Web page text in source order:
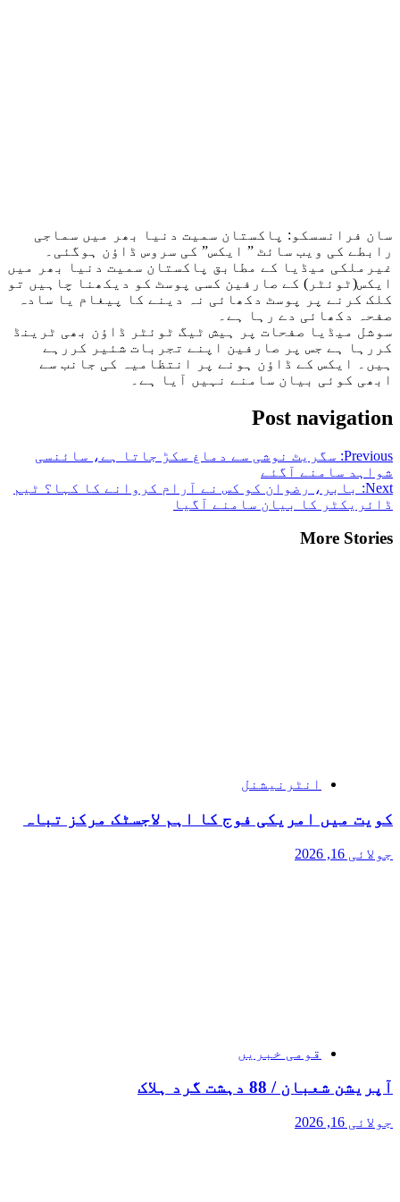
سان فرانسسكو: پاکستان سمیت دنیا بھر میں سماجی
رابطے کی ویب سائٹ ” ایکس” کی سروس ڈاؤن ہوگئی۔
غیرملکی میڈیا کے مطابق پاکستان سمیت دنیا بھر میں
ایکس(ٹوئٹر) کے صارفین کسی پوسٹ کو دیکھنا چاہیں تو
کلک کرنے پر پوسٹ دکھائی نہ دینے کا پیغام یا سادہ
صفحہ دکھائی دے رہا ہے۔
سوشل میڈیا صفحات پر ہیش ٹیگ ٹوئٹر ڈاؤن بھی ٹرینڈ
کررہا ہے جس پر صارفین اپنے تجربات شئیر کررہے
ہیں۔ ایکس کے ڈاؤن ہونے پر انتظامیہ کی جانب سے
ابھی کوئی بیان سامنے نہیں آیا ہے۔
Post navigation
Previous: سگریٹ نوشی سے دماغ سکڑ جاتا ہے، سائنسی
شواہد سامنے آگئے
Next:
بابر، رضوان کو کس نے آرام کروانے کا کہا؟ ٹیم
ڈائریکٹر کا بیان سامنے آگیا
More Stories
انٹرنیشنل
کویت میں امریکی فوج کا اہم لاجسٹک مرکز تباہ
جولائی 16, 2026
قومی خبریں
آپریشن شعبان / 88 دہشت گرد ہلاک
جولائی 16, 2026